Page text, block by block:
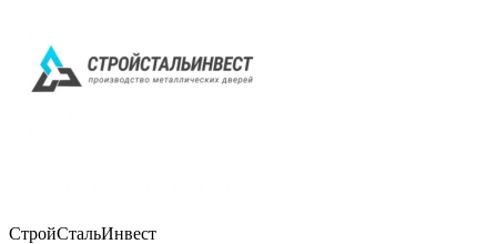
СтройСтальИнвест